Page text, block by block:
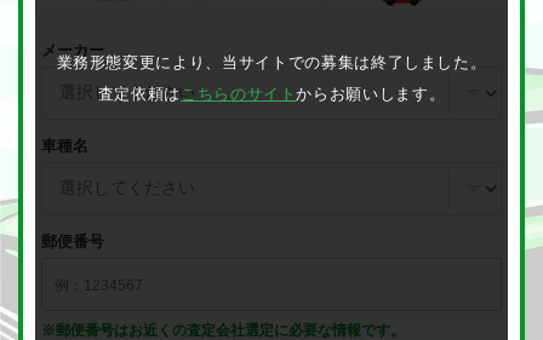
業務形態変更により、当サイトでの募集は終了しました。
査定依頼は こちらのサイトからお願いします。
メーカー
車種名
郵便番号
※郵便番号はお近くの査定会社選定に必要な情報です。